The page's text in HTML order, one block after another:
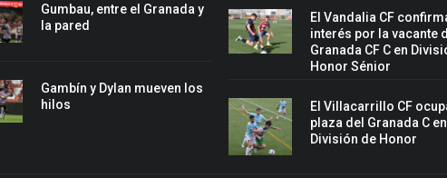
Gumbau, entre el Granada y
la pared
Gambín y Dylan mueven los
hilos
El Vandalia CF
interés por la vacante
Granada CF C en
Honor Sénior
El Villacarrillo CF
plaza del Granada C en
División de Honor